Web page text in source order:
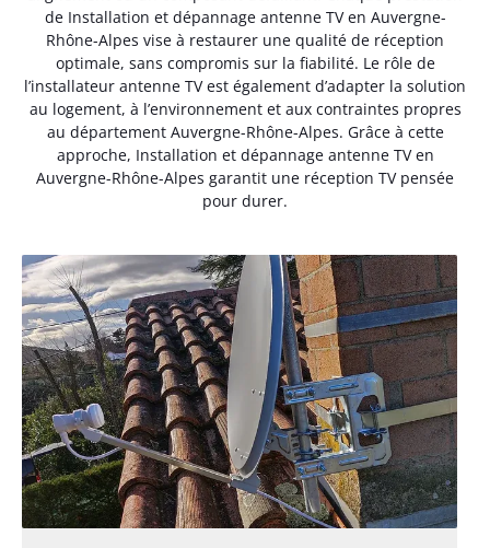
de Installation et dépannage antenne TV en Auvergne-
Rhône-Alpes vise à restaurer une qualité de réception
optimale, sans compromis sur la fiabilité. Le rôle de
l’installateur antenne TV est également d’adapter la solution
au logement, à l’environnement et aux contraintes propres
au département Auvergne-Rhône-Alpes. Grâce à cette
approche, Installation et dépannage antenne TV en
Auvergne-Rhône-Alpes garantit une réception TV pensée
pour durer.